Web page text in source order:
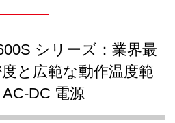
シリーズ：業界最
と広範な動作温度範
DC 電源